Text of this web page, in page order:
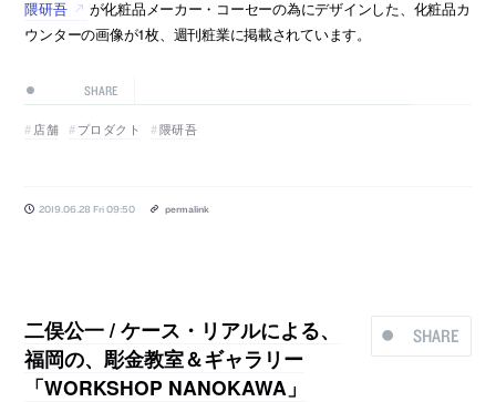
隈研吾
が化粧品メーカー・コーセーの為にデザインした、化粧品カ
ウンターの画像が1枚、週刊粧業に掲載されています。
SHARE
店舗 プロダクト 隈研吾
2019.06.28 Fri 09:50 permalink
SHARE
二俣公一 / ケース・リアルによる、
福岡の、彫金教室＆ギャラリー
「WORKSHOP NANOKAWA」